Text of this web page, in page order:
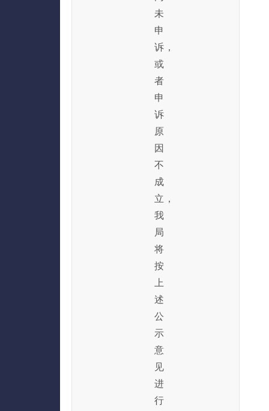
未
申
诉，
或
者
申
诉
原
因
不
成
立，
我
局
将
按
上
述
公
示
意
见
进
行